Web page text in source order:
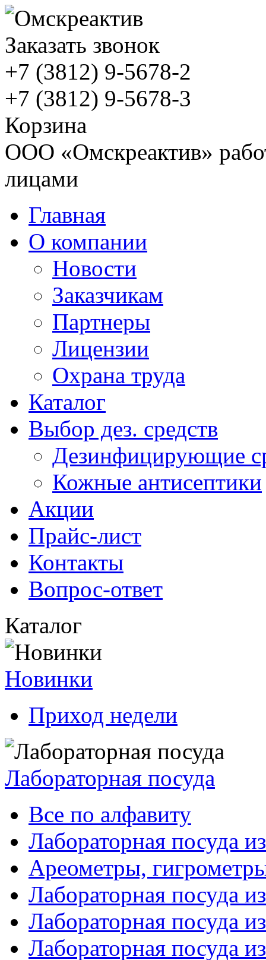
Заказать звонок
+7 (3812) 9-5678-2
+7 (3812) 9-5678-3
Корзина
ООО «Омскреактив»
лицами
Главная
О компании
Новости
Заказчикам
Партнеры
Лицензии
Охрана труда
Каталог
Выбор дез. средств
Дезинфицирующие
Кожные антисептики
Акции
Прайс-лист
Контакты
Вопрос-ответ
Каталог
Новинки
Приход недели
Лабораторная посуда
Все по алфавиту
Лабораторная посуда
Ареометры,
Лабораторная посуда
Лабораторная посуда
Лабораторная посуда